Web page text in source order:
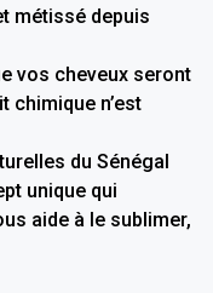
métissé depuis
vos cheveux seront
chimique n’est
du Sénégal
unique qui
aide à le sublimer,